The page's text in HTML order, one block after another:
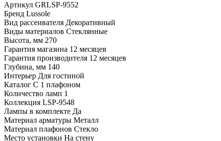
Артикул GRLSP-9552
Бренд Lussole
Вид рассеивателя Декоративный
Виды материалов Стеклянные
Высота, мм 270
Гарантия магазина 12 месяцев
Гарантия производителя 12 месяцев
Глубина, мм 140
Интерьер Для гостиной
Каталог С 1 плафоном
Количество ламп 1
Коллекция LSP-9548
Лампы в комплекте Да
Материал арматуры Металл
Материал плафонов Стекло
Место установки На стену